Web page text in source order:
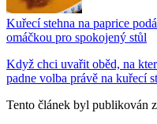
Kuřecí stehna na paprice
omáčkou pro spokojený stůl
Když chci uvařit oběd, na
padne volba právě na kuřecí
Tento článek byl publikován